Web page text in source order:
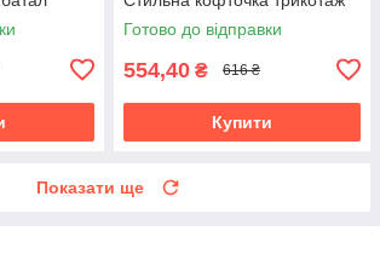
Готово до відправки
554,40 ₴ 616 ₴
Купити
Показати ще